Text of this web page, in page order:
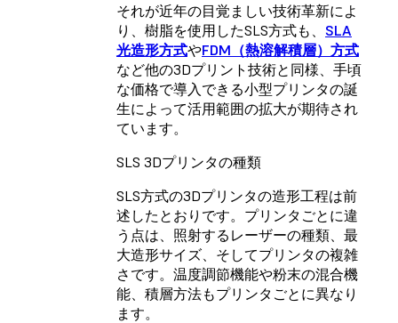
それが近年の目覚ましい技術革新によ
り、樹脂を使用したSLS方式も、 SLA
光造形方式やFDM（熱溶解積層）方式
など他の3Dプリント技術と同様、手頃
な価格で導入できる小型プリンタの誕
生によって活用範囲の拡大が期待され
ています。
SLS 3Dプリンタの種類
SLS方式の3Dプリンタの造形工程は前
述したとおりです。プリンタごとに違
う点は、照射するレーザーの種類、最
大造形サイズ、そしてプリンタの複雑
さです。温度調節機能や粉末の混合機
能、積層方法もプリンタごとに異なり
ます。